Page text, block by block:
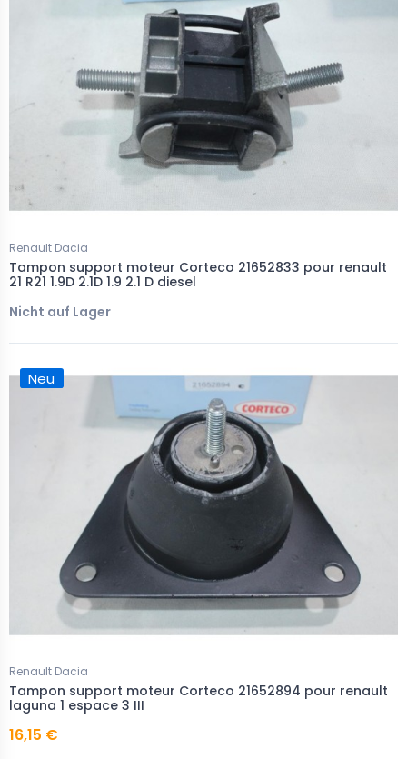
Renault Dacia
Tampon support moteur Corteco 21652833 pour renault
21 R21 1.9D 2.1D 1.9 2.1 D diesel
Nicht auf Lager
Neu
Renault Dacia
Tampon support moteur Corteco 21652894 pour renault
laguna 1 espace 3 III
16,15 €